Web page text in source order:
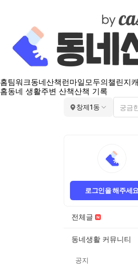
홈팀워크동네산책 런마일모두의챌린지
홈동네 생활주변 산책산책 기록
창제1동
로그인을 해주세요
전체글
동네생활 커뮤니티
공지